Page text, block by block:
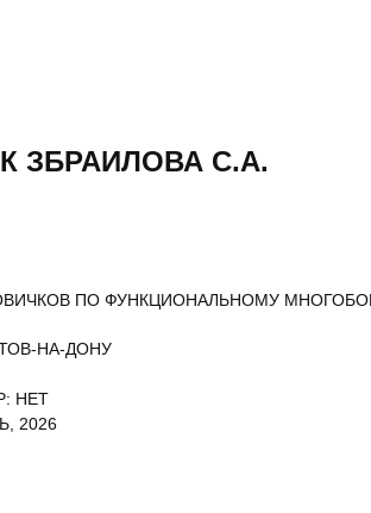
ЗБРАИЛОВА С.А.
ПО ФУНКЦИОНАЛЬНОМУ
НА-ДОНУ
НЕТ
2026